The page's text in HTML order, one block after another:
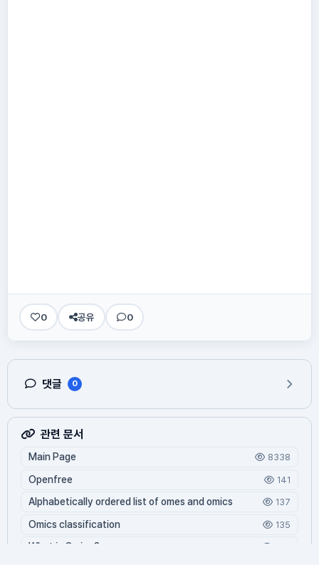
0 공유 0
댓글 0
관련 문서
Main Page 8338
Openfree 141
Alphabetically ordered list of omes and omics 137
Omics classification 135
What is Oming?